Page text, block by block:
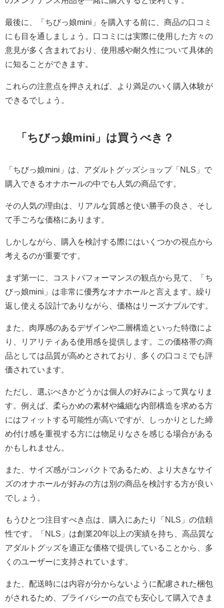
最後に、「ちびっ娘mini」を購入する前に、商品の口コミ
にも目を通しましょう。口コミには実際に使用した方々の
意見が多く含まれており、使用感や耐久性について具体的
に知ることができます。
これらの注意点を押さえれば、より満足のいく購入体験が
できるでしょう。
「ちびっ娘mini」は買うべき？
「ちびっ娘mini」は、アダルトグッズショップ「NLS」で
購入できるオナホールの中でも人気の商品です。
その人気の理由は、リアルな質感と使い勝手の良さ、そし
て手ごろな価格にあります。
しかしながら、購入を検討する際にはいくつかの視点から
考えるのが重要です。
まず第一に、コストパフォーマンスの観点から見て、「ち
びっ娘mini」は非常に優秀なオナホールと言えます。繰り
返し使える設計でありながら、価格はリーズナブルです。
また、肉厚感のあるデザインや二層構造といった特徴によ
り、リアリティある使用感を提供します。この価格帯の商
品としては品質が高めとされており、多くの口コミでも評
価されています。
ただし、選ぶべきかどうかは個人の好みによって異なりま
す。例えば、柔らかめの素材や繊細な内部構造を求める方
にはフィットする可能性が高いですが、しっかりとした締
め付け感を重視する方には物足りなさを感じる場合がある
かもしれません。
また、サイズ感がコンパクトであるため、より大きなサイ
ズのオナホールが好みの方は別の商品を検討する方が良い
でしょう。
もうひとつ注目すべき点は、購入にあたり「NLS」の信頼
性です。「NLS」は創業20年以上の実績を持ち、高品質な
アダルトグッズを適正な価格で提供していることから、多
くのユーザーに支持されています。
また、配送時には内容が分からないように配慮された梱包
がされるため、プライバシーの点でも安心して購入できま